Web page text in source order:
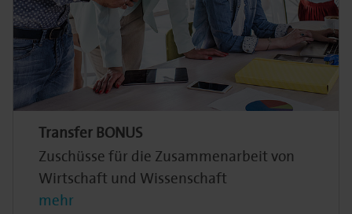
Transfer BONUS
Zuschüsse für die Zusammenarbeit von
Wirtschaft und Wissenschaft
mehr